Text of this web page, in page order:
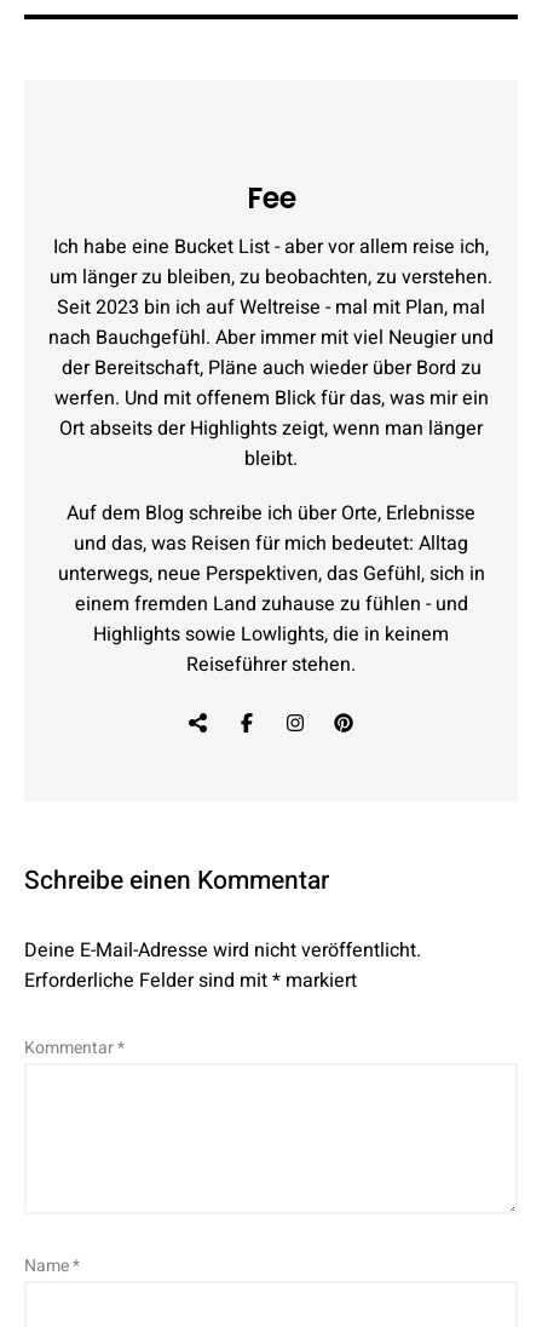
Fee
Ich habe eine Bucket List - aber vor allem reise ich,
um länger zu bleiben, zu beobachten, zu verstehen.
Seit 2023 bin ich auf Weltreise - mal mit Plan, mal
nach Bauchgefühl. Aber immer mit viel Neugier und
der Bereitschaft, Pläne auch wieder über Bord zu
werfen. Und mit offenem Blick für das, was mir ein
Ort abseits der Highlights zeigt, wenn man länger
bleibt.
Auf dem Blog schreibe ich über Orte, Erlebnisse
und das, was Reisen für mich bedeutet: Alltag
unterwegs, neue Perspektiven, das Gefühl, sich in
einem fremden Land zuhause zu fühlen - und
Highlights sowie Lowlights, die in keinem
Reiseführer stehen.
Schreibe einen Kommentar
Deine E-Mail-Adresse wird nicht veröffentlicht.
Erforderliche Felder sind mit* markiert
Kommentar*
Name*